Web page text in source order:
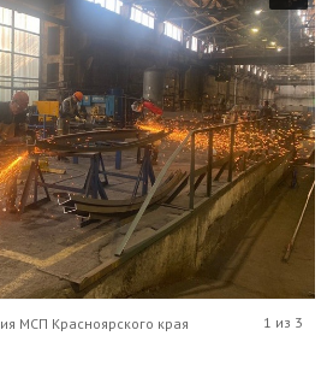
МСП Красноярского края 1 из 3